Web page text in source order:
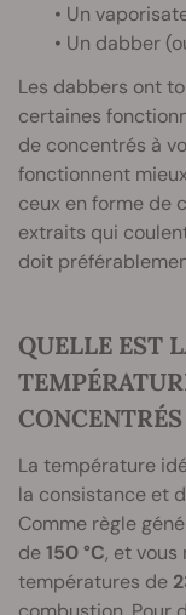
• Un
• Un dabber
Les dabbers ont
certaines
de concentrés à
fonctionnent
ceux en forme de
extraits qui
doit
QUELLE EST
CONCENTRÉS
La température
la consistance et
Comme règle
de150 °C, et vous
températures de